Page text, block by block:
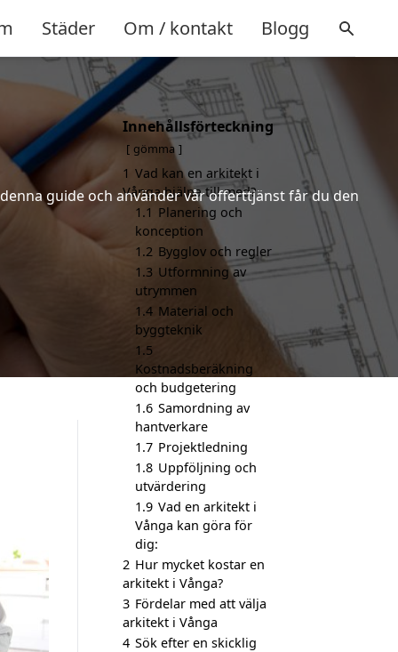
Städer Om / kontakt Blogg
guide och använder vår offerttjänst får du den
Innehållsförteckning
gömma
1 Vad kan en arkitekt i
Vånga hjälpa till med?
1.1 Planering och
konception
1.2 Bygglov och regler
1.3 Utformning av
utrymmen
1.4 Material och
byggteknik
1.5
Kostnadsberäkning
och budgetering
1.6 Samordning av
hantverkare
1.7 Projektledning
1.8 Uppföljning och
utvärdering
1.9 Vad en arkitekt i
Vånga kan göra för
dig:
2 Hur mycket kostar en
arkitekt i Vånga?
3 Fördelar med att välja
arkitekt i Vånga
4 Sök efter en skicklig